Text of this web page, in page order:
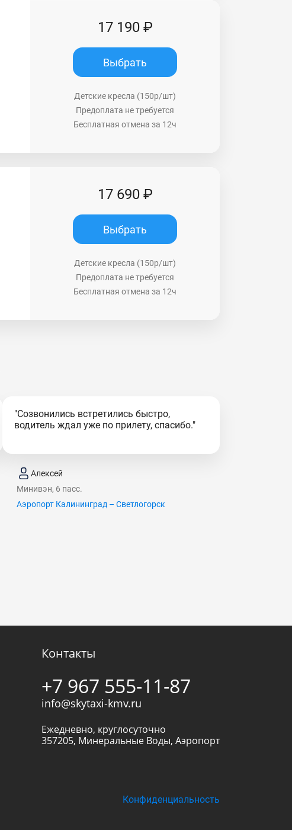
17 190 ₽
Выбрать
Детские кресла (150р/шт)
Предоплата не требуется
Бесплатная отмена за 12ч
17 690 ₽
Выбрать
Детские кресла (150р/шт)
Предоплата не требуется
Бесплатная отмена за 12ч
"Созвонились встретились быстро,
водитель ждал уже по прилету, спасибо."
Алексей
Минивэн, 6 пасс.
Аэропорт Калининград – Светлогорск
Контакты
+7 967 555-11-87
info@skytaxi-kmv.ru
Ежедневно, круглосуточно
357205, Минеральные Воды, Аэропорт
Конфиденциальность